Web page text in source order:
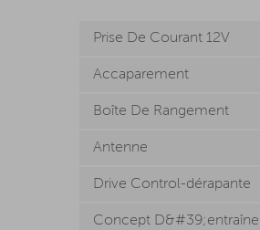
Prise De Courant 12V
Accaparement
Boîte De Rangement
Antenne
Drive Control-dérapante
Concept